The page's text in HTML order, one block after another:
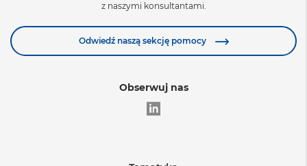
z naszymi konsultantami.
Odwiedź naszą sekcję pomocy
Obserwuj nas